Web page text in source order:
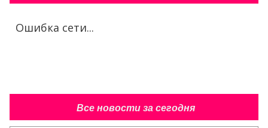
Ошибка сети...
Все новости за сегодня